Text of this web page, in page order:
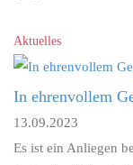
Aktuelles
In ehrenvollem
13.09.2023
Es ist ein Anliegen